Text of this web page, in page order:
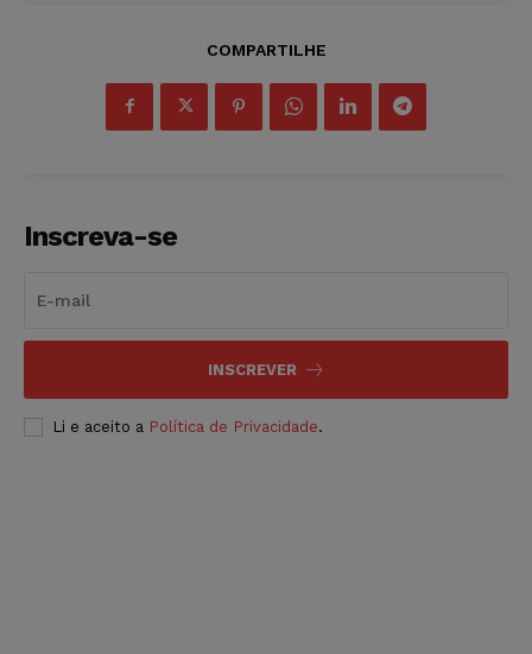
COMPARTILHE
Inscreva-se
INSCREVER
Li e aceito a Política de Privacidade.